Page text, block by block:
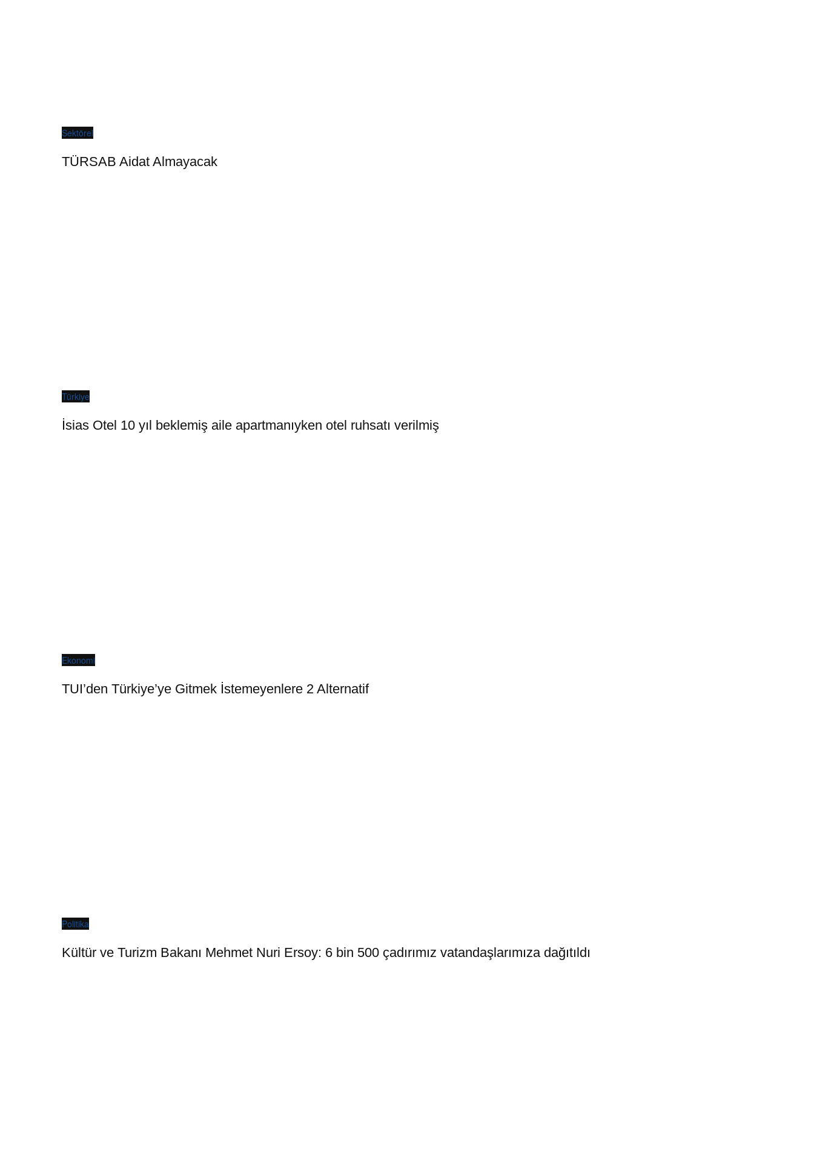
Sektörel
TÜRSAB Aidat Almayacak
Türkiye
İsias Otel 10 yıl beklemiş aile apartmanıyken otel ruhsatı verilmiş
Ekonomi
TUI’den Türkiye’ye Gitmek İstemeyenlere 2 Alternatif
Politika
Kültür ve Turizm Bakanı Mehmet Nuri Ersoy: 6 bin 500 çadırımız vatandaşlarımıza dağıtıldı